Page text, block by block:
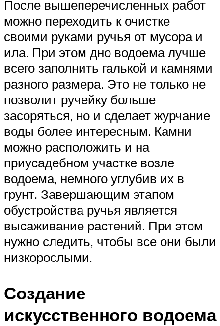
После вышеперечисленных работ
можно переходить к очистке
своими руками ручья от мусора и
ила. При этом дно водоема лучше
всего заполнить галькой и камнями
разного размера. Это не только не
позволит ручейку больше
засоряться, но и сделает журчание
воды более интересным. Камни
можно расположить и на
приусадебном участке возле
водоема, немного углубив их в
грунт. Завершающим этапом
обустройства ручья является
высаживание растений. При этом
нужно следить, чтобы все они были
низкорослыми.
Создание
искусственного водоема